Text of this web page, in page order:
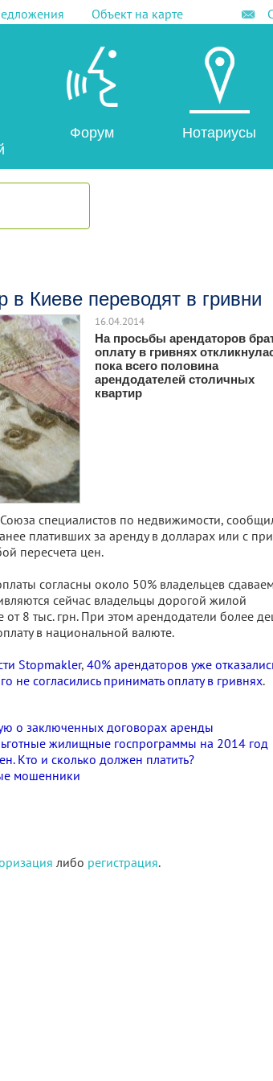
Объект на карте
Форум Нотариусы
в Киеве переводят в гривни
16.04.2014
На просьбы арендаторов
оплату в гривнях
пока всего половина
арендодателей столичных
квартир
специалистов по недвижимости,
плативших за аренду в долларах или с
пересчета цен.
согласны около 50% владельцев
сейчас владельцы дорогой жилой
от 8 тыс. грн. При этом арендодатели более
в национальной валюте.
Stopmakler, 40% арендаторов уже
не согласились принимать оплату в гривнях.
о заключенных договорах аренды
жилищные госпрограммы на 2014 год
Кто и сколько должен платить?
мошенники
либо регистрация.